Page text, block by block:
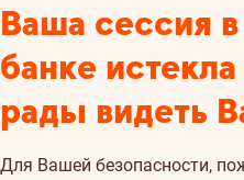
Ваша сессия
банке
рады видеть
Для Вашей безопасности,